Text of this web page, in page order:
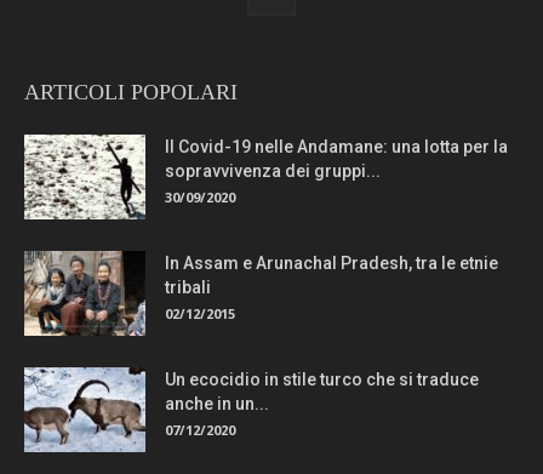
ARTICOLI POPOLARI
Il Covid-19 nelle Andamane: una lotta per la
sopravvivenza dei gruppi...
30/09/2020
In Assam e Arunachal Pradesh, tra le etnie
tribali
02/12/2015
Un ecocidio in stile turco che si traduce
anche in un...
07/12/2020